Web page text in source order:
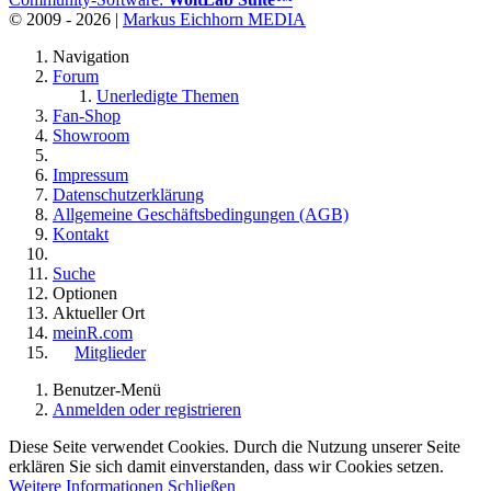
© 2009 - 2026 | Markus Eichhorn MEDIA
Navigation
Forum
Unerledigte Themen
Fan-Shop
Showroom
Impressum
Datenschutzerklärung
Allgemeine Geschäftsbedingungen (AGB)
Kontakt
Suche
Optionen
Aktueller Ort
meinR.com
Mitglieder
Benutzer-Menü
Anmelden oder registrieren
Diese Seite verwendet Cookies. Durch die Nutzung unserer Seite
erklären Sie sich damit einverstanden, dass wir Cookies setzen.
Weitere Informationen Schließen